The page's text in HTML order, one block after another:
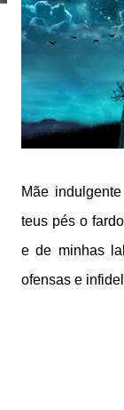
Mãe
teus pés o
e de minhas
ofensas e